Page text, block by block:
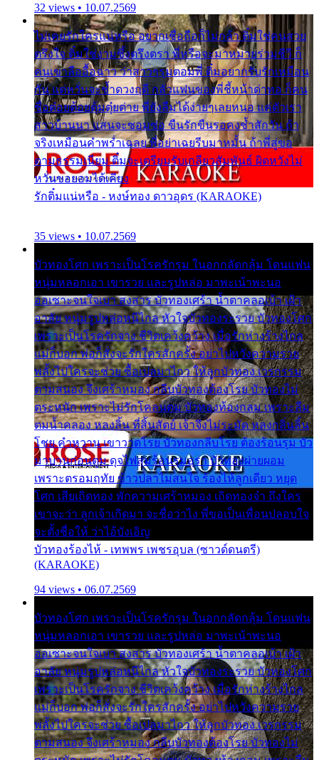
32 views • 10.07.2569
ไม่เคยรักใครแน่หรือ อยากเชื่อถือก็ไม่กล้า ติ๋มใช่คนสวย
ตรึงใจ ติ๋มใช่งามซึ้งตรึงตรา พี่หรือจะมาหมายร่วมชีวี ก็
คนเขาลืออื้อฉาว ว่าสาวๆรุมตอมพี่ ติ๋มอยากรับรักเหมือน
กัน แต่หวั่นจะช้ำดวงฤดี กลัวแฟนของพี่ชี้หน้าด่าทอ ก็คน
ชื่อต๋อยต้อยตุ้มตุ๋ยต่าย พี่ยังลืมได้ง่ายๆเลยหนอ แค่ตัวเรา
สาวบ้านนา แสนจะซอมซ่อ ขืนรักขืนรอคงช้ำสักวัน ถ้า
จริงเหมือนคำพร่ำเฉลย พี่อย่าเฉยรีบมาหมั้น ถ้าพี่สู่ขอ
ตามธรรมเนียม ติ๋มจะเตรียมรับเกลียวสัมพันธ์ ผิดหวังไม่
หวั่นขอยอมได้เคียง
รักติ๋มแน่หรือ - หงษ์ทอง ดาวอุดร (KARAOKE)
35 views • 10.07.2569
บัวทองโศก เพราะเป็นโรครักรุม ในอกกลัดกลุ้ม โดนแฟน
หนุ่มหลอกเอา เขารวย และรูปหล่อ มาพะเน้าพะนอ
ออเซาะจนใจเบา สงสาร บัวทองเศร้า น้ำตาคลอเบ้า เฝ้า
อาลัย หนุ่มรูปหล่อหนีไกล หัวใจบัวทองระรวย บัวทองโศก
เพราะเป็นโรครักจาง ชีวิตเคว้งคว้าง เมื่อรักห่างร้างไกล
แม่ก็บอก พ่อก็สั่งจะรักใครสักครั้ง อย่าไปหวังความรวย
พลั้งไปใครจะช่วย ซื้อเปลมาไกว ให้ลูกบัวทอง เวรกรรม
ตามสนอง จึงเศร้าหมอง กลีบบัวทองต้องโรย บัวทองไม่
ตระหนัก เพราะไม่รักโคลนตม บัวทองท้องกลม เพราะลืม
ตมน้ำคลอง หลงลิ้น ที่สิ้นสัตย์ เจ้าจึงไม่ระมัด หลงกลิ่นลิ้น
โชย คำหวาน เขาวาดโรย บัวทองกลีบโรย ต้องร้อนรุม บัว
มาบานก่อนตูม ดุจไฟสุมร้อนรุมอุรา บัวทองผ่ายผอม
เพราะตรอมฤทัย ข้าวปลาไม่สนใจ ร้องไห้ลูกเดียว หยุด
โศก เสียเถิดทอง พักความเศร้าหมอง เถิดทองจ๋า ถึงใคร
เขาจะว่า ลูกเจ้าเกิดมา จะชื่อว่าไง พี่ขอเป็นเพื่อนปลอบใจ
จะตั้งชื่อให้ ว่าไอ้บังเอิญ
บัวทองร้องไห้ - เทพพร เพชรอุบล (ซาวด์ดนตรี)
(KARAOKE)
94 views • 06.07.2569
บัวทองโศก เพราะเป็นโรครักรุม ในอกกลัดกลุ้ม โดนแฟน
หนุ่มหลอกเอา เขารวย และรูปหล่อ มาพะเน้าพะนอ
ออเซาะจนใจเบา สงสาร บัวทองเศร้า น้ำตาคลอเบ้า เฝ้า
อาลัย หนุ่มรูปหล่อหนีไกล หัวใจบัวทองระรวย บัวทองโศก
เพราะเป็นโรครักจาง ชีวิตเคว้งคว้าง เมื่อรักห่างร้างไกล
แม่ก็บอก พ่อก็สั่งจะรักใครสักครั้ง อย่าไปหวังความรวย
พลั้งไปใครจะช่วย ซื้อเปลมาไกว ให้ลูกบัวทอง เวรกรรม
ตามสนอง จึงเศร้าหมอง กลีบบัวทองต้องโรย บัวทองไม่